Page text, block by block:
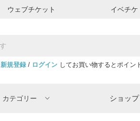
ウェブチケット イベチケ
新規登録/ ログインしてお買い物するとポイン
カテゴリー ショップ